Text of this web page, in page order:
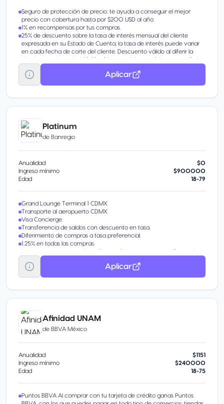
Seguro de protección de precio: te ayuda a conseguir el mejor
precio con cobertura hasta por $200 USD al año.
1% en recompensas por tus compras.
25% de descuento sobre la tasa de interés mensual del cliente
expresada en su Estado de Cuenta; la tasa de interés puede variar
en cada fecha de corte del cliente. Descuento válido al diferir la
deuda a un plazo de 6, 12, 18 y 24 meses. Monto mínimo a transferir
$1,000 y el máximo a transferir será hasta el 80% de tu Línea de
Crédito. Solo aplica para pagos de Tarjetas de Crédito Bancarias, no
aplica para tarjetas de crédito departamentales, american express,
Alertas a celular vía sms de compras menores o iguales a $1,000
previa contratación, no aplica comisión.
Ingresa a www.visa.com.mx para conocer más detalle
Limitado a un sólo diferimiento activo en tu línea de crédito,
consulta con tu asesor.
Aplicar
Platinum
de Banregio
Anualidad
$0
Ingreso mínimo
$900000
Edad
18-79
Grand Lounge Terminal 1 CDMX.
Transporte al aeropuerto CDMX.
Visa Concierge.
Transferencia de saldos con descuento en tasa.
Diferimiento de compras a tasa preferencial.
1.25% en todas las compras.
Las recompensas pueden utilizarse directamente como forma de
pago en terminales y compras en línea.
Aplicar
Afinidad UNAM
de BBVA México
Anualidad
$1151
Ingreso mínimo
$240000
Edad
18-75
Puntos BBVA Al comprar con tu tarjeta de crédito ganas Puntos